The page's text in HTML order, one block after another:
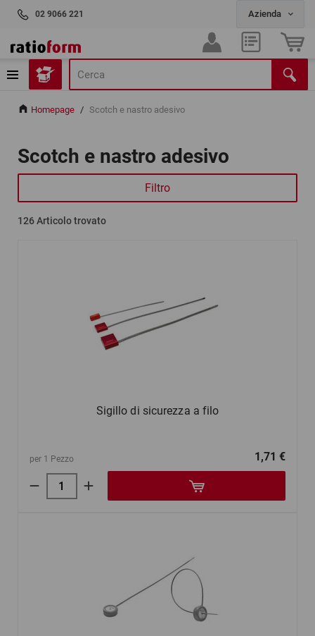
02 9066 221
Homepage / Scotch e nastro adesivo
Scotch e nastro adesivo
Filtro
126Articolo trovato
Sigillo di sicurezza a filo
per 1 Pezzo 1,71 €